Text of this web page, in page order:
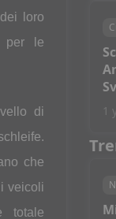
loro
per le
di
che
veicoli
totale
1